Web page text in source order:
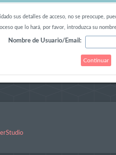
sus detalles de acceso, no se preocupe,
que lo hará, por favor, introduzca su
Nombre de Usuario/Email: